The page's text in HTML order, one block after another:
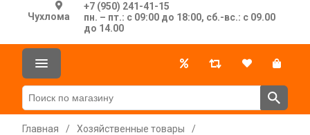
Чухлома
+7 (950) 241-41-15
пн. – пт.: с 09:00 до 18:00, сб.-вс.: с 09.00
до 14.00
Главная / Хозяйственные товары
/